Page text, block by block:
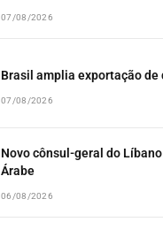
07/08/2026
Brasil amplia exportação
07/08/2026
Novo cônsul-geral do
Árabe
06/08/2026